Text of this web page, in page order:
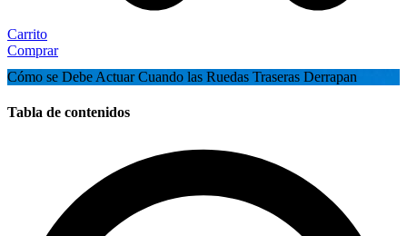
Carrito
Comprar
Cómo se Debe Actuar Cuando las Ruedas Traseras Derrapan
Tabla de contenidos